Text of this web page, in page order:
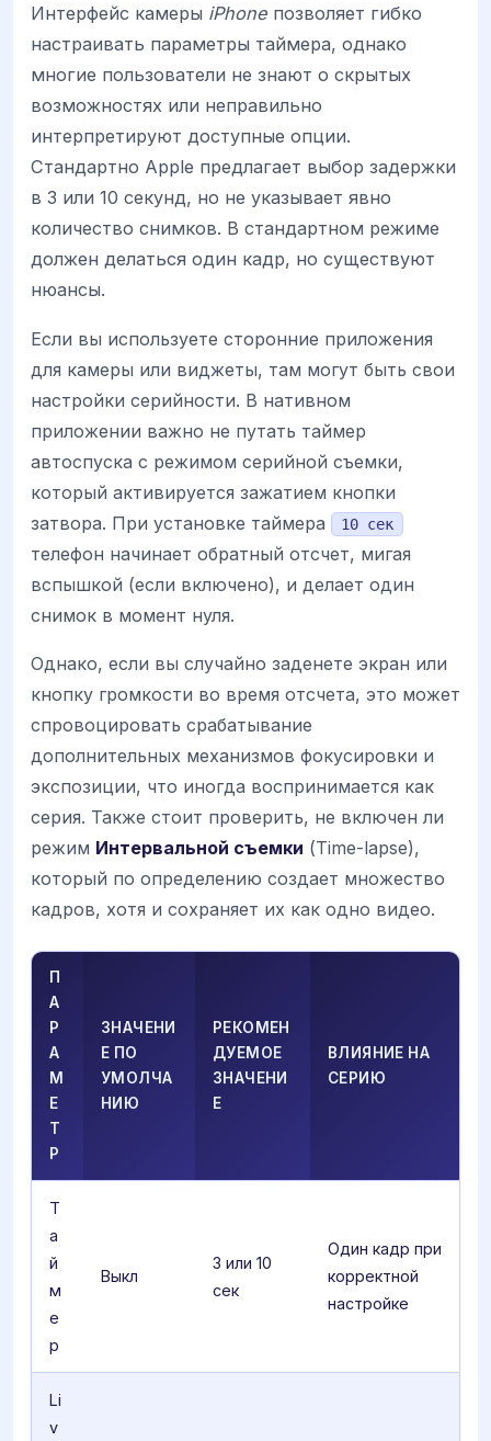
Интерфейс камеры iPhone позволяет гибко
настраивать параметры таймера, однако
многие пользователи не знают о скрытых
возможностях или неправильно
интерпретируют доступные опции.
Стандартно Apple предлагает выбор задержки
в 3 или 10 секунд, но не указывает явно
количество снимков. В стандартном режиме
должен делаться один кадр, но существуют
нюансы.
Если вы используете сторонние приложения
для камеры или виджеты, там могут быть свои
настройки серийности. В нативном
приложении важно не путать таймер
автоспуска с режимом серийной съемки,
который активируется зажатием кнопки
затвора. При установке таймера
10 сек
телефон начинает обратный отсчет, мигая
вспышкой (если включено), и делает один
снимок в момент нуля.
Однако, если вы случайно заденете экран или
кнопку громкости во время отсчета, это может
спровоцировать срабатывание
дополнительных механизмов фокусировки и
экспозиции, что иногда воспринимается как
серия. Также стоит проверить, не включен ли
режим Интервальной съемки (Time-lapse),
который по определению создает множество
кадров, хотя и сохраняет их как одно видео.
П
А
Р
А
М
Е
Т
Р
ЗНАЧЕНИ
Е ПО
УМОЛЧА
НИЮ
РЕКОМЕН
ДУЕМОЕ
ЗНАЧЕНИ
Е
ВЛИЯНИЕ НА
СЕРИЮ
Т
а
й
м
е
р
Выкл
3 или 10
сек
Один кадр при
корректной
настройке
Li
v